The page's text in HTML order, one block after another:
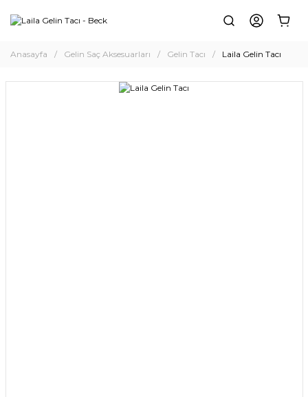
Anasayfa Gelin Saç Aksesuarları Gelin Tacı Laila Gelin Tacı